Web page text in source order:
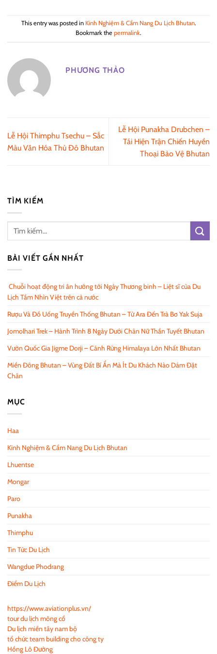
This entry was posted in Kinh Nghiệm & Cẩm Nang Du Lịch Bhutan.
Bookmark the permalink.
PHƯƠNG THẢO
Lễ Hội Thimphu Tsechu – Sắc
Màu Văn Hóa Thủ Đô Bhutan
Lễ Hội Punakha Drubchen –
Tái Hiện Trận Chiến Huyền
Thoại Bảo Vệ Bhutan
TÌM KIẾM
BÀI VIẾT GẦN NHẤT
Chuỗi hoạt động tri ân hướng tới Ngày Thương binh – Liệt sĩ của Du
Lịch Tầm Nhìn Việt trên cả nước
Rượu Và Đồ Uống Truyền Thống Bhutan – Từ Ara Đến Trà Bơ Yak Suja
Jomolhari Trek – Hành Trình 8 Ngày Dưới Chân Nữ Thần Tuyết Bhutan
Vườn Quốc Gia Jigme Dorji – Cánh Rừng Himalaya Lớn Nhất Bhutan
Miền Đông Bhutan – Vùng Đất Bí Ẩn Mà Ít Du Khách Nào Dám Đặt
Chân
MỤC
Haa
Kinh Nghiệm & Cẩm Nang Du Lịch Bhutan
Lhuentse
Mongar
Paro
Punakha
Thimphu
Tin Tức Du Lịch
Wangdue Phodrang
Điểm Du Lịch
https://www.aviationplus.vn/
tour du lịch mông cổ
Du lịch miền tây nam bộ
tổ chức team building cho công ty
Hồng Lô Đường